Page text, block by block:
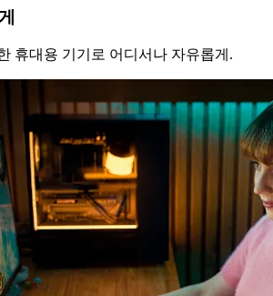
휴대용 기기로 어디서나 자유롭게.